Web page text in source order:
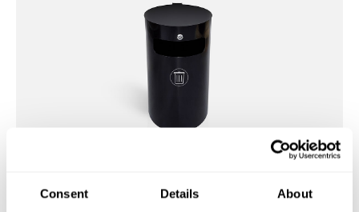
Consent Details About
Vit dekal på Papperskorg Avenue 40 liter.